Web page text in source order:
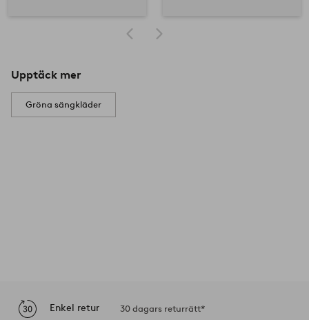
Upptäck mer
Gröna sängkläder
Enkel retur 30 dagars returrätt*